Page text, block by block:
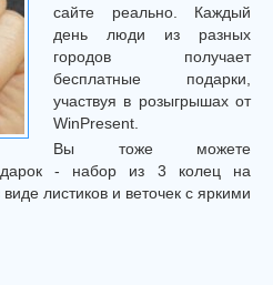
сайте реально. Каждый
день люди из разных
городов получает
бесплатные подарки,
участвуя в розыгрышах от
WinPresent.
Вы тоже можете
- набор из 3 колец на
листиков и веточек с яркими